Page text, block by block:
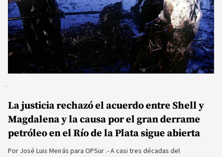
La justicia rechazó el acuerdo entre Shell y
Magdalena y la causa por el gran derrame
petróleo en el Río de la Plata sigue abierta
Por José Luis Meirás para OPSur .- A casi tres décadas del